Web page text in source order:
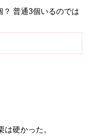
普通3個いるのでは
硬かった。